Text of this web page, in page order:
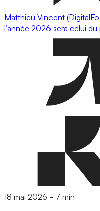
Matthieu Vincent
l’année 2026 sera celui du
18 mai 2026 - 7 min